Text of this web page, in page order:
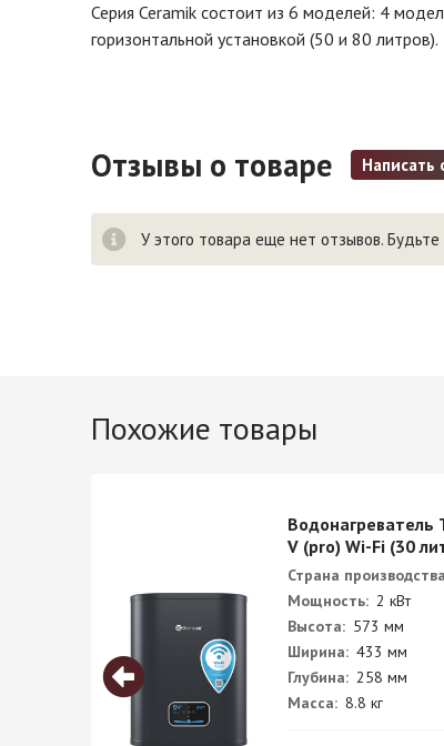
Серия Ceramik состоит из 6 моделей: 4
горизонтальной установкой (50 и 80 литров).
Отзывы о товаре Написать
У этого товара еще нет отзывов.
Похожие товары
Водонагреватель
V (pro) Wi-Fi (30
Страна
Мощность: 2 кВт
Высота: 573 мм
Ширина: 433 мм
Глубина: 258 мм
Масса: 8.8 кг